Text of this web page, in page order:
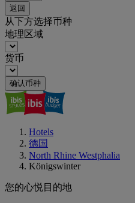
返回
从下方选择币种
地理区域
货币
确认币种
Hotels
德国
North Rhine Westphalia
Königswinter
您的心悦目的地